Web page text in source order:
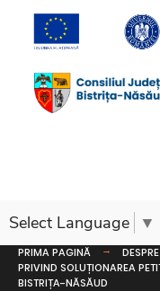
Select Language ▼
PRIMA PAGINĂ DESPRE
PRIVIND SOLUȚIONAREA
BISTRIȚA-NĂSĂUD